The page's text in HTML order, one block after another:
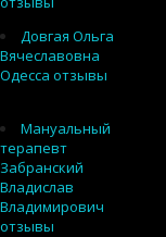
Довгая Ольга
Вячеславовна
Одесса отзывы
Мануальный
терапевт
Забранский
Владислав
Владимирович
отзывы